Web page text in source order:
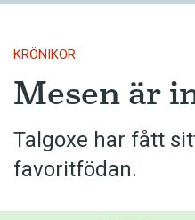
KRÖNIKOR
Mesen är
Talgoxe har fått
favoritfödan.